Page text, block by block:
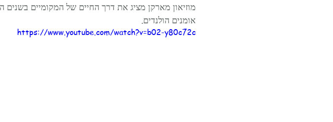
מוזיאון מארקן מציג את דרך החיים של המקומיים
אומנים הולנדים.
https://www.youtube.com/watch?v=b02-y80c72c